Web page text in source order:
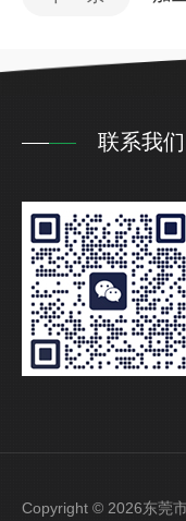
联系我们
Copyright © 2026东莞